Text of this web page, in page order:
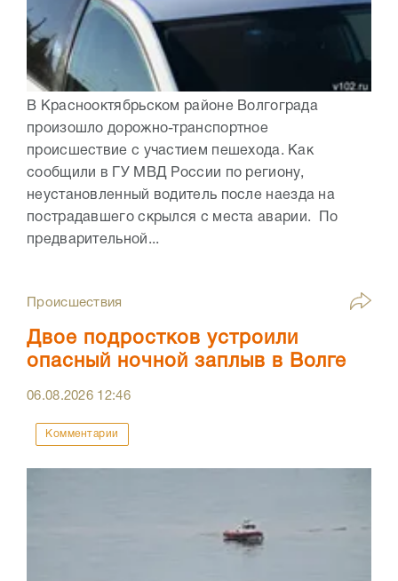
В Краснооктябрьском районе Волгограда
произошло дорожно-транспортное
происшествие с участием пешехода. Как
сообщили в ГУ МВД России по региону,
неустановленный водитель после наезда на
пострадавшего скрылся с места аварии. По
предварительной...
Происшествия
Двое подростков устроили
опасный ночной заплыв в Волге
06.08.2026 12:46
Комментарии